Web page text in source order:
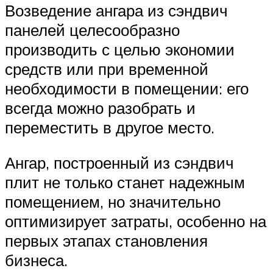
Возведение ангара из сэндвич
панелей целесообразно
производить с целью экономии
средств или при временной
необходимости в помещении: его
всегда можно разобрать и
переместить в другое место.
Ангар, построенный из сэндвич
плит не только станет надежным
помещением, но значительно
оптимизирует затраты, особенно на
первых этапах становления
бизнеса.